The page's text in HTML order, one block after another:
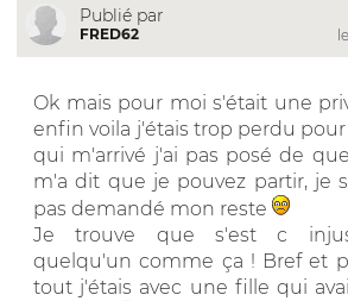
Publié par
FRED62
Ok mais pour moi s'était une
enfin voila j'étais trop perdu
qui m'arrivé j'ai pas posé de
m'a dit que je pouvez partir, je
pas demandé mon reste
Je trouve que s'est c
quelqu'un comme ça ! Bref et
tout j'étais avec une fille qui